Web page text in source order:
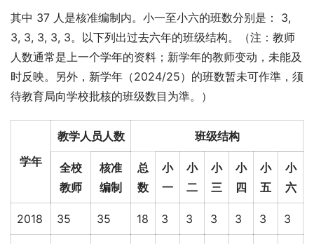
其中 37 人是核准编制内。小一至小六的班数分别是： 3,
3, 3, 3, 3, 3。以下列出过去六年的班级结构。（注：教师
人数通常是上一个学年的资料；新学年的教师变动，未能及
时反映。另外，新学年（2024/25）的班数暂未可作準，须
待教育局向学校批核的班级数目为準。）
学年
教学人员人数 班级结构
全校
教师
核准
编制
总
数
小
一
小
二
小
三
小
四
小
五
小
六
2018 35 35 18 3 3 3 3 3 3